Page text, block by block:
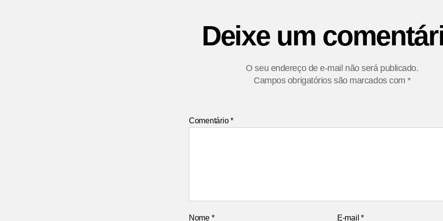
Deixe um
O seu endereço de e-mail não será publicado.
Campos obrigatórios são marcados com*
Comentário*
Nome * E-mail*